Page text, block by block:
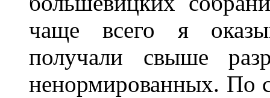
чаще всего я
получали свыше
ненормированных. По